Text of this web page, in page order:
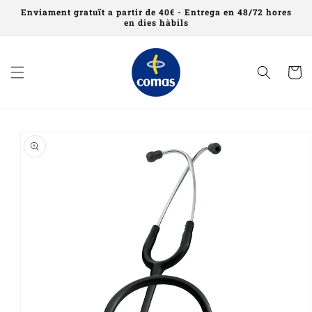
Saltar al
Enviament gratuït a partir de 40€ - Entrega en 48/72 hores
en dies hàbils
Cistell
informació
del